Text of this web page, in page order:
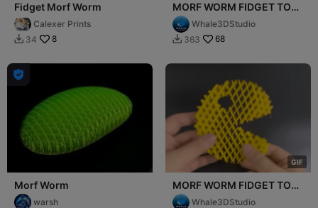
Fidget Morf Worm
Calexer Prints
 34 8
MORF WORM FIDGET TOY
- PUZZLE - EASY TO PRINT
Whale3DStudio
 363 68

Morf Worm
warsh
GIF
MORF WORM FIDGET TOY
- PACMAN
Whale3DStudio